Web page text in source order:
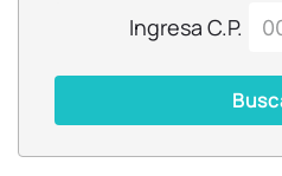
Ingresa C.P.